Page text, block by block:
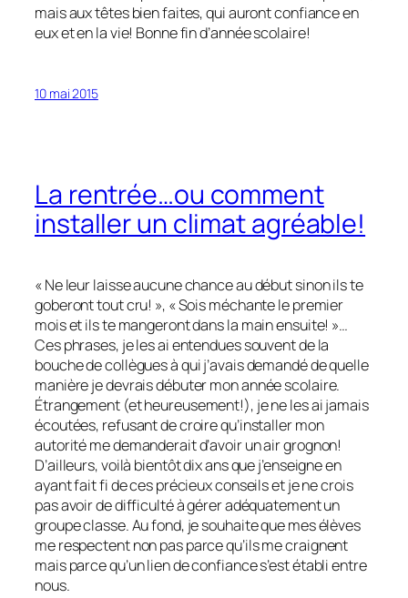
mais aux têtes bien faites, qui auront confiance en
eux et en la vie! Bonne fin d’année scolaire!
10 mai 2015
La rentrée…ou comment
installer un climat agréable!
« Ne leur laisse aucune chance au début sinon ils te
goberont tout cru! », « Sois méchante le premier
mois et ils te mangeront dans la main ensuite! »…
Ces phrases, je les ai entendues souvent de la
bouche de collègues à qui j’avais demandé de quelle
manière je devrais débuter mon année scolaire.
Étrangement (et heureusement!), je ne les ai jamais
écoutées, refusant de croire qu’installer mon
autorité me demanderait d’avoir un air grognon!
D’ailleurs, voilà bientôt dix ans que j’enseigne en
ayant fait fi de ces précieux conseils et je ne crois
pas avoir de difficulté à gérer adéquatement un
groupe classe. Au fond, je souhaite que mes élèves
me respectent non pas parce qu’ils me craignent
mais parce qu’un lien de confiance s’est établi entre
nous.